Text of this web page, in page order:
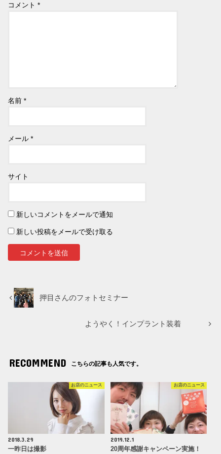
コメント*
名前*
メール*
サイト
新しいコメントをメールで通知
新しい投稿をメールで受け取る
押目さんのフォトセミナー
ようやく！インプラント装着
RECOMMEND こちらの記事も人気です。
お店のニュース
2018.3.29
一昨日は撮影
お店のニュース
2019.12.1
20周年感謝キャンペーン実施！